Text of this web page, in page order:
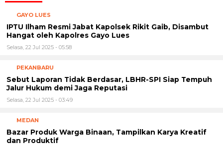
GAYO LUES
IPTU Ilham Resmi Jabat Kapolsek Rikit Gaib, Disambut
Hangat oleh Kapolres Gayo Lues
Selasa, 22 Jul 2025 - 05:58
PEKANBARU
Sebut Laporan Tidak Berdasar, LBHR-SPI Siap Tempuh
Jalur Hukum demi Jaga Reputasi
Selasa, 22 Jul 2025 - 03:49
MEDAN
Bazar Produk Warga Binaan, Tampilkan Karya Kreatif
dan Produktif